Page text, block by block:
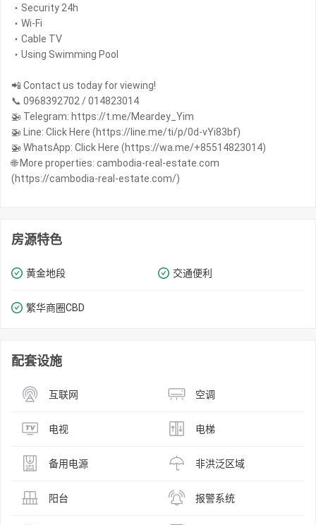
・Security 24h
・Wi-Fi
・Cable TV
・Using Swimming Pool
📲 Contact us today for viewing!
📞 0968392702 / 014823014
🚁 Telegram: https://t.me/Meardey_Yim
🚁 Line: Click Here (https://line.me/ti/p/0d-vYi83bf)
🚁 WhatsApp: Click Here (https://wa.me/+85514823014)
🌐 More properties: cambodia-real-estate.com
(https://cambodia-real-estate.com/)
房源特色
黄金地段 交通便利
繁华商圈​​CBD
配套设施
互联网 空调
电视 电梯
备用电源 非洪泛区域
阳台 报警系统